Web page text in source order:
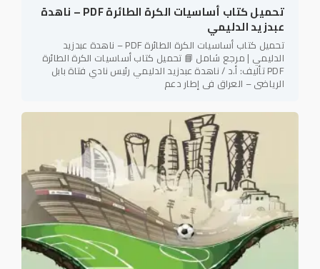
تحميل كتاب أساسيات الكرة الطائرة PDF – ناهدة
عبدزيد الدليمي
تحميل كتاب أساسيات الكرة الطائرة PDF – ناهدة عبدزيد
الدليمي | مرجع شامل 📘 تحميل كتاب أساسيات الكرة الطائرة
PDF تأليف: أ.د / ناهدة عبدزيد الدليمي رئيس نادي فتاة بابل
الرياضي – العراق في إطار دعم